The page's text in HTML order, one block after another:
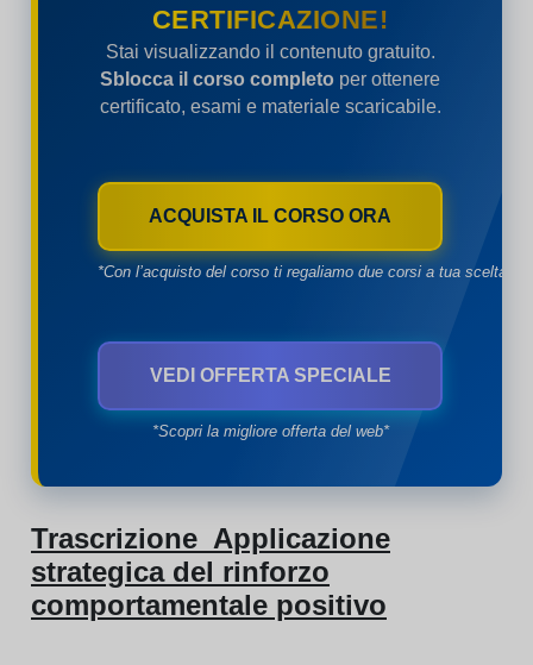
CERTIFICAZIONE!
Stai visualizzando il contenuto gratuito.
Sblocca il corso completo per ottenere
certificato, esami e materiale scaricabile.
ACQUISTA IL CORSO ORA
*Con l’acquisto del corso ti regaliamo due corsi a tua scelta*
VEDI OFFERTA SPECIALE
*Scopri la migliore offerta del web*
Trascrizione Applicazione
strategica del rinforzo
comportamentale positivo